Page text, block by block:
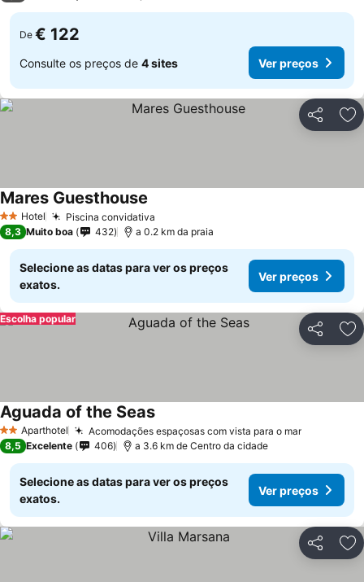
De € 122
Consulte os preços de 4 sites Ver preços
Partilhar
2 Estrelas
Hotel Piscina convidativa
Mares Guesthouse
8,3 Muito boa 432 a 0.2 km da praia
Selecione as datas para ver os preços
exatos.
Ver preços
Partilhar
Escolha popular
2 EstrelasAparthotel Acomodações espaçosas com vista para o marVer
Aguada of the SeasVer preços
8,5 Excelente 406 a 3.6 km de Centro da cidade
Selecione as datas para ver os preços
exatos.
Ver preços
Partilhar